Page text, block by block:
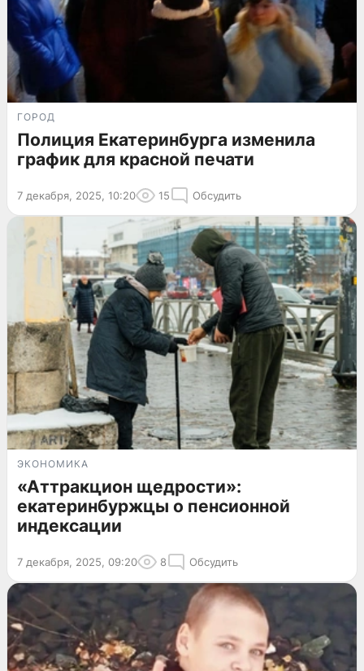
ГОРОД
Полиция Екатеринбурга изменила
график для красной печати
7 декабря, 2025, 10:20 15 Обсудить
ЭКОНОМИКА
«Аттракцион щедрости»:
екатеринбуржцы о пенсионной
индексации
7 декабря, 2025, 09:20 8 Обсудить